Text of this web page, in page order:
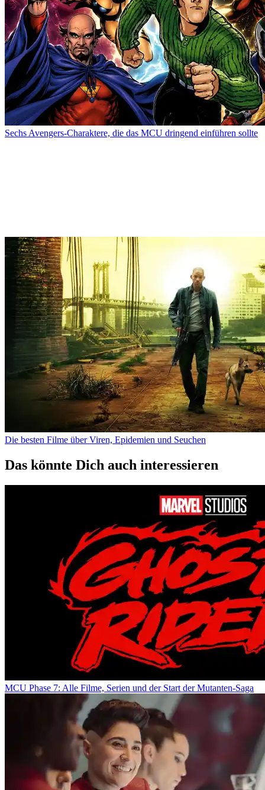
Sechs Avengers-Charaktere, die das MCU dringend einführen sollte
Die besten Filme über Viren, Epidemien und Seuchen
Das könnte Dich auch interessieren
MCU Phase 7: Alle Filme, Serien und der Start der Mutanten-Saga